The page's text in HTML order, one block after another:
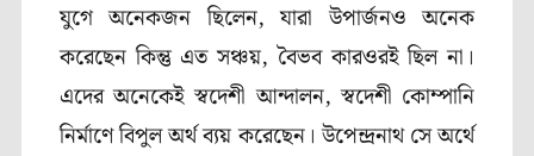
যুগে অনেকজন ছিলেন, যারা উপার্জনও অনেক
করেছেন কিন্তু এত সঞ্চয়, বৈভব কারওরই ছিল না।
এদের অনেকেই স্বদেশী আন্দালন, স্বদেশী কোম্পানি
নির্মাণে বিপুল অর্থ ব্যয় করেছেন। উপেন্দ্রনাথ সে অর্থে